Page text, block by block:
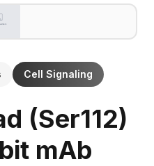
Cell Signaling
(Ser112)
mAb